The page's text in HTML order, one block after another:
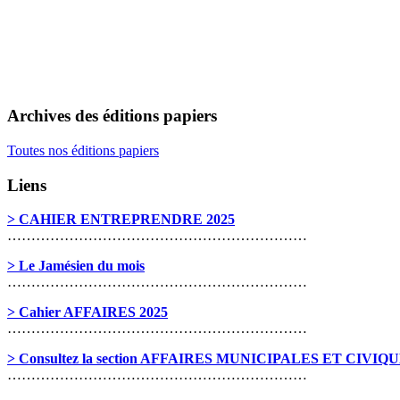
Archives des éditions papiers
Toutes nos éditions papiers
Liens
> CAHIER ENTREPRENDRE 2025
………………………………………………………
> Le Jamésien du mois
………………………………………………………
> Cahier AFFAIRES 2025
………………………………………………………
> Consultez la section AFFAIRES MUNICIPALES ET
………………………………………………………